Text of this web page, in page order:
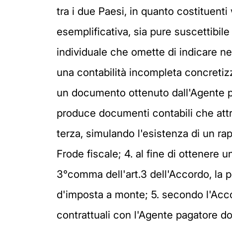
tra i due Paesi, in quanto costituenti
esemplificativa, sia pure
individuale che omette di indicare
una contabilità incompleta
un documento ottenuto dall'Agente
produce documenti contabili che
terza, simulando l'esistenza di un
Frode fiscale; 4. al fine di ottenere
3°comma dell'art.3 dell'Accordo, la
d'imposta a monte; 5. secondo
contrattuali con l'Agente pagatore